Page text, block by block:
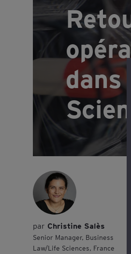
dans
Christine Salès
Senior Manager, Business
Law/Life Sciences, France